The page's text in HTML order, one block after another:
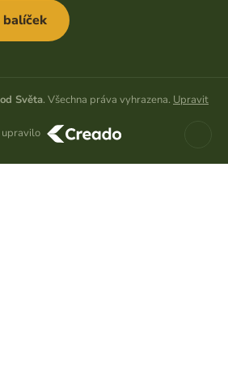
upravilo
Světa. Všechna práva vyhrazena. Upravit